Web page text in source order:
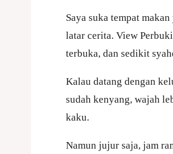
Saya suka tempat
latar cerita. View
terbuka, dan sedikit
Kalau datang dengan
sudah kenyang, wajah
kaku.
Namun jujur saja, jam